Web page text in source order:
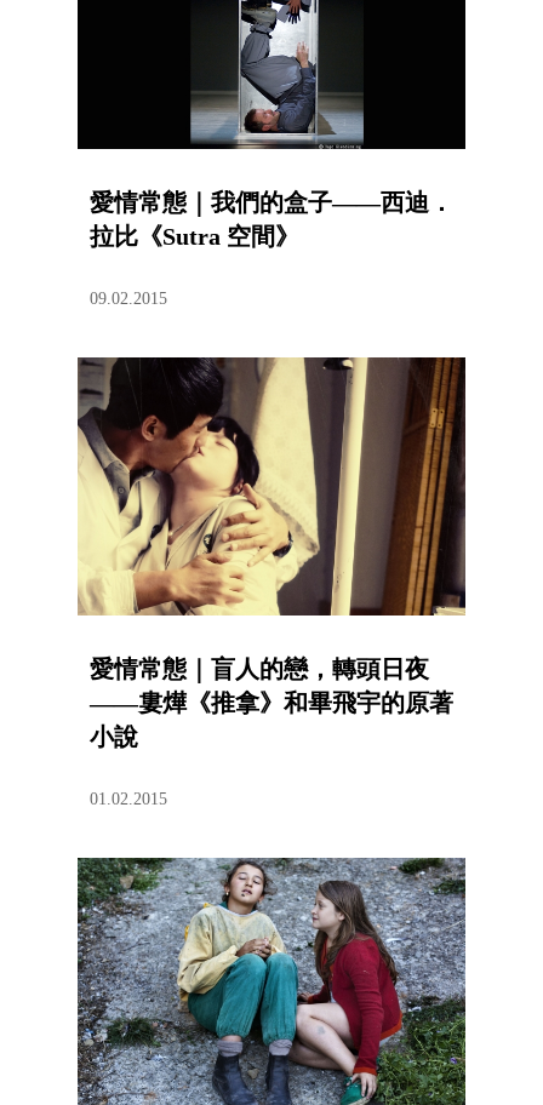
愛情常態｜我們的盒子——西迪．
拉比《Sutra 空間》
09.02.2015
愛情常態｜盲人的戀，轉頭日夜
——婁燁《推拿》和畢飛宇的原著
小說
01.02.2015